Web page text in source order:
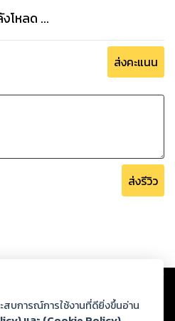
วุ่นวายเกาะแกะนาง
ของเขา!
ยมประเพณีของจีนใดๆทั้งสิ้น อาจ
โหลด ...
ส่งคะแนน
ส่งรีวิว
ว็บไซต์และปรากฏว่าละเมิดสิทธิใน
ดต่อกฎหมายและศีลธรรม ดังนั้น ผู้อ่าน
กรองด้วยตนเอง และหากท่านพบว่าส่วน
สบการณ์การใช้งานที่ดียิ่งขึ้นอ่าน